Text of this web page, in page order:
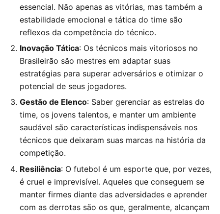
essencial. Não apenas as vitórias, mas também a
estabilidade emocional e tática do time são
reflexos da competência do técnico.
Inovação Tática: Os técnicos mais vitoriosos no
Brasileirão são mestres em adaptar suas
estratégias para superar adversários e otimizar o
potencial de seus jogadores.
Gestão de Elenco: Saber gerenciar as estrelas do
time, os jovens talentos, e manter um ambiente
saudável são características indispensáveis nos
técnicos que deixaram suas marcas na história da
competição.
Resiliência: O futebol é um esporte que, por vezes,
é cruel e imprevisível. Aqueles que conseguem se
manter firmes diante das adversidades e aprender
com as derrotas são os que, geralmente, alcançam